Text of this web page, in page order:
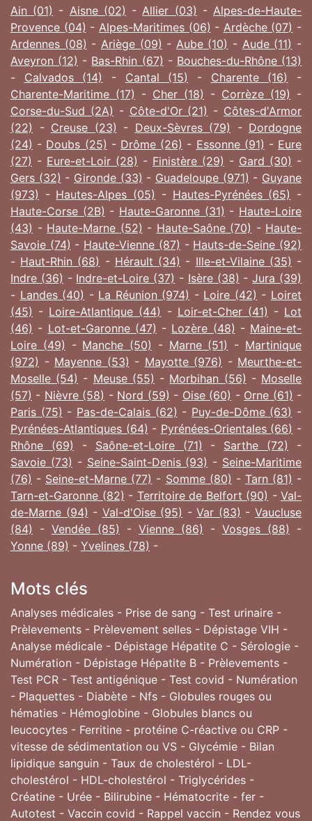
Ain (01) - Aisne (02) - Allier (03) - Alpes-de-Haute-
Provence (04) - Alpes-Maritimes (06) - Ardèche (07) -
Ardennes (08) - Ariège (09) - Aube (10) - Aude (11) -
Aveyron (12) - Bas-Rhin (67) - Bouches-du-Rhône (13)
- Calvados (14) - Cantal (15) - Charente (16)
-
Charente-Maritime (17) - Cher (18) - Corrèze (19) -
Corse-du-Sud (2A) - Côte-d'Or (21) - Côtes-d'Armor
(22) - Creuse (23) - Deux-Sèvres (79) - Dordogne
(24) - Doubs (25) - Drôme (26) - Essonne (91) - Eure
(27) - Eure-et-Loir (28) - Finistère (29) - Gard (30) -
Gers (32) - Gironde (33) - Guadeloupe (971) - Guyane
(973) - Hautes-Alpes (05) - Hautes-Pyrénées (65) -
Haute-Corse (2B) - Haute-Garonne (31) - Haute-Loire
(43) - Haute-Marne (52) - Haute-Saône (70) - Haute-
Savoie (74) - Haute-Vienne (87) - Hauts-de-Seine (92)
- Haut-Rhin (68) - Hérault (34) - Ille-et-Vilaine (35) -
Indre (36) - Indre-et-Loire (37) - Isère (38) -Jura (39)
- Landes (40) - La Réunion (974) - Loire (42) - Loiret
(45) - Loire-Atlantique (44) - Loir-et-Cher (41) - Lot
(46) - Lot-et-Garonne (47) - Lozère (48) - Maine-et-
Loire (49) - Manche (50) - Marne (51) - Martinique
(972) - Mayenne (53) - Mayotte (976) - Meurthe-et-
Moselle (54) - Meuse (55) - Morbihan (56) - Moselle
(57) - Nièvre (58) - Nord (59) - Oise (60) - Orne (61) -
Paris (75) - Pas-de-Calais (62) - Puy-de-Dôme (63) -
Pyrénées-Atlantiques (64) - Pyrénées-Orientales (66) -
Rhône (69) - Saône-et-Loire (71) - Sarthe (72)
-
Savoie (73) - Seine-Saint-Denis (93) - Seine-Maritime
(76) - Seine-et-Marne (77) - Somme (80) - Tarn (81) -
Tarn-et-Garonne (82) - Territoire de Belfort (90) - Val-
de-Marne (94) - Val-d'Oise (95) -Var (83) -Vaucluse
(84) - Vendée (85) - Vienne (86) - Vosges (88) -
Yonne (89) - Yvelines (78) -
Mots clés
Analyses médicales - Prise de sang - Test urinaire -
Prèlevements - Prèlevement selles - Dépistage VIH -
Analyse médicale - Dépistage Hépatite C - Sérologie -
Numération - Dépistage Hépatite B - Prèlevements -
Test PCR - Test antigénique - Test covid - Numération
- Plaquettes - Diabète - Nfs - Globules rouges ou
hématies - Hémoglobine - Globules blancs ou
leucocytes - Ferritine - protéine C-réactive ou CRP -
vitesse de sédimentation ou VS - Glycémie - Bilan
lipidique sanguin - Taux de cholestérol - LDL-
cholestérol - HDL-cholestérol - Triglycérides -
Créatine - Urée - Bilirubine - Hématocrite - fer -
Autotest - Vaccin covid - Rappel vaccin - Rendez vous